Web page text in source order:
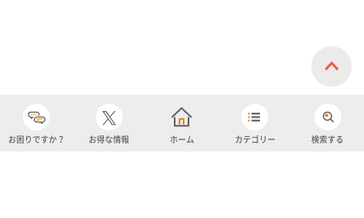
お困りですか？ お得な情報 ホーム カテゴリー 検索する